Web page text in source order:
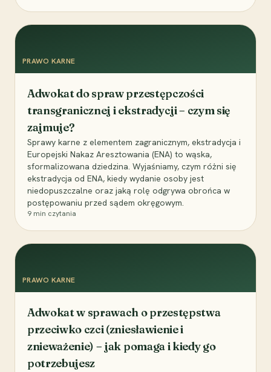
PRAWO KARNE
Adwokat do spraw przestępczości
transgranicznej i ekstradycji – czym się
zajmuje?
Sprawy karne z elementem zagranicznym, ekstradycja i
Europejski Nakaz Aresztowania (ENA) to wąska,
sformalizowana dziedzina. Wyjaśniamy, czym różni się
ekstradycja od ENA, kiedy wydanie osoby jest
niedopuszczalne oraz jaką rolę odgrywa obrońca w
postępowaniu przed sądem okręgowym.
9 min czytania
PRAWO KARNE
Adwokat w sprawach o przestępstwa
przeciwko czci (zniesławienie i
znieważenie) – jak pomaga i kiedy go
potrzebujesz